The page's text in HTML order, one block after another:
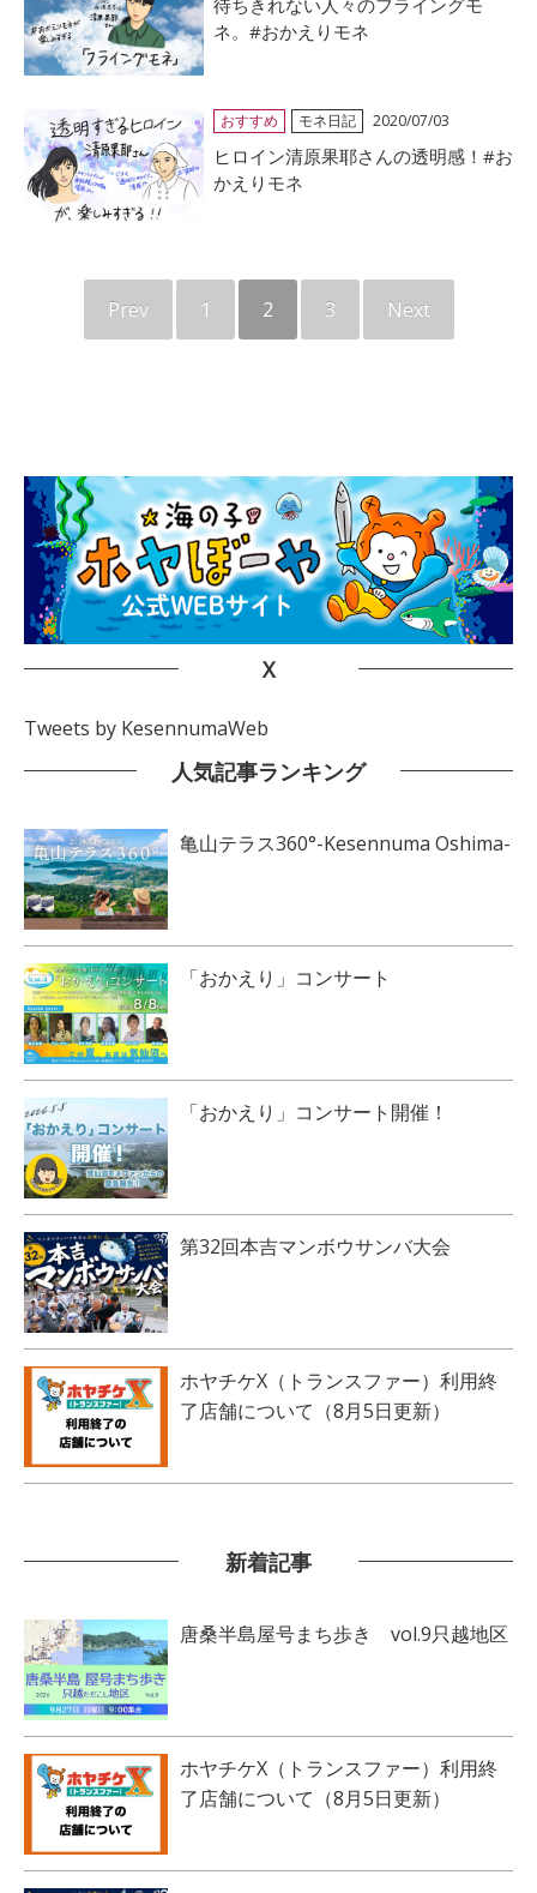
ネ。#おかえりモネ
おすすめ モネ日記 2020/07/03
ヒロイン清原果耶さんの透明感！#お
かえりモネ
Prev 1 2 3 Next
X
Tweets by KesennumaWeb
人気記事ランキング
亀山テラス360°-Kesennuma Oshima-
「おかえり」コンサート
「おかえり」コンサート開催！
第32回本吉マンボウサンバ大会
ホヤチケX（トランスファー）利用終
了店舗について（8月5日更新）
新着記事
唐桑半島屋号まち歩き vol.9只越地区
ホヤチケX（トランスファー）利用終
了店舗について（8月5日更新）